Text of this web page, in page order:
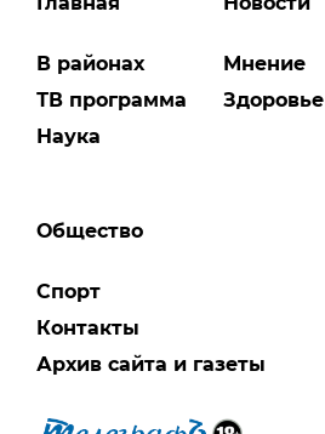
В районах
ТВ программа
Наука
Мнение
Здоровье
Общество
Спорт
Контакты
Архив сайта и газеты